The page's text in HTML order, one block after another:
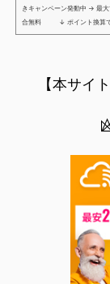
きキャンペーン発動中 →
合無料 ↓ ポイント換算で半
NBAを見る方法」が「楽天モ
【本サイ